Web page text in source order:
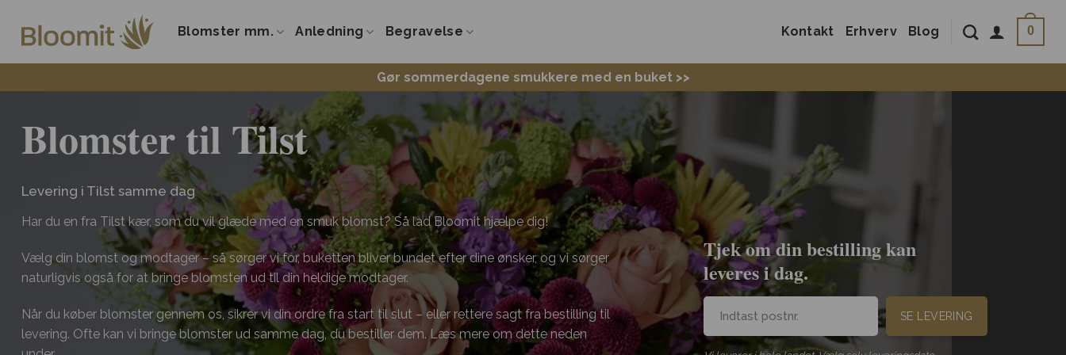
indhold
Blomster mm. Anledning Begravelse Kontakt Erhverv Blog 0
Gør sommerdagene smukkere med en buket >>
Blomster til Tilst
Levering i Tilst samme dag
Har du en fra Tilst kær, som du vil glæde med en smuk blomst? Så lad Bloomit hjælpe dig!
Vælg din blomst og modtager – så sørger vi for, buketten bliver bundet efter dine ønsker, og vi sørger
naturligvis også for at bringe blomsten ud til din heldige modtager.
Når du køber blomster gennem os, sikrer vi din ordre fra start til slut – eller rettere sagt fra bestilling til
levering. Ofte kan vi bringe blomster ud samme dag, du bestiller dem. Læs mere om dette neden
Tjek om din bestilling kan
leveres i dag.
SE LEVERING